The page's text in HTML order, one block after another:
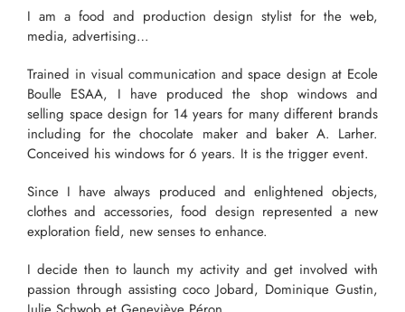
I am a food and production design stylist for the web,
media, advertising…
Trained in visual communication and space design at Ecole
Boulle ESAA, I have produced the shop windows and
selling space design for 14 years for many different brands
including for the chocolate maker and baker A. Larher.
Conceived his windows for 6 years. It is the trigger event.
Since I have always produced and enlightened objects,
clothes and accessories, food design represented a new
exploration field, new senses to enhance.
I decide then to launch my activity and get involved with
passion through assisting coco Jobard, Dominique Gustin,